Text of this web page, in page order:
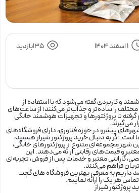
1 اسفند 1404 135بازدید
و کاربردی گفته می‌شود که با استفاده از
مختلف را ساده‌تر و جذاب‌تر می‌کنند؛ از ساعت‌های
تا پروژکتورها و تجهیزات هوشمند خانگی
می‌گیرند.
پیشرو در حوزه فناوری، دارای فروشگاه‌های
اگر به دنبال خرید پروژکتور شیراز هستید،
شهر مجموعه‌ای متنوع از پروژکتورهای خانگی،
و قیمت‌های رقابتی ارائه می‌دهند. این
گارانتی معتبر و خدمات پس از فروش، تجربه‌ای
فراهم می‌کنند.
داریم به معرفی بهترین فروشگاه‌ های گجت
هر یک را ارائه نماییم.
پروژکتور شیراز